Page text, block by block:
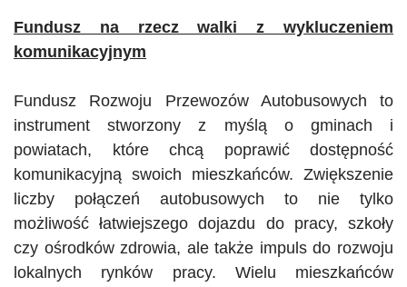
Fundusz na rzecz walki z wykluczeniem
komunikacyjnym
Fundusz Rozwoju Przewozów Autobusowych to
instrument stworzony z myślą o gminach i
powiatach, które chcą poprawić dostępność
komunikacyjną swoich mieszkańców. Zwiększenie
liczby połączeń autobusowych to nie tylko
możliwość łatwiejszego dojazdu do pracy, szkoły
czy ośrodków zdrowia, ale także impuls do rozwoju
lokalnych rynków pracy. Wielu mieszkańców